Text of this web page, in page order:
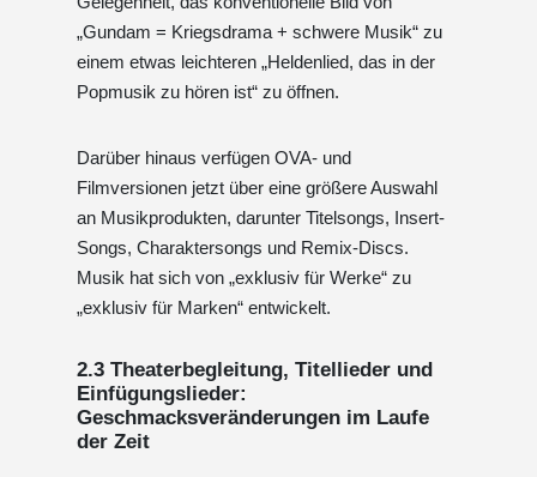
„Gundam = Kriegsdrama + schwere Musik“ zu
einem etwas leichteren „Heldenlied, das in der
Popmusik zu hören ist“ zu öffnen.
Darüber hinaus verfügen OVA- und
Filmversionen jetzt über eine größere Auswahl
an Musikprodukten, darunter Titelsongs, Insert-
Songs, Charaktersongs und Remix-Discs.
Musik hat sich von „exklusiv für Werke“ zu
„exklusiv für Marken“ entwickelt.
2.3 Theaterbegleitung, Titellieder und
Einfügungslieder:
Geschmacksveränderungen im Laufe
der Zeit